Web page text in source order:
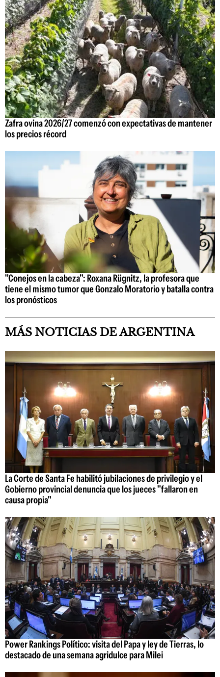
Zafra ovina 2026/27 comenzó con expectativas de mantener
los precios récord
"Conejos en la cabeza": Roxana Rügnitz, la profesora que
tiene el mismo tumor que Gonzalo Moratorio y batalla contra
los pronósticos
MÁS NOTICIAS DE ARGENTINA
La Corte de Santa Fe habilitó jubilaciones de privilegio y el
Gobierno provincial denuncia que los jueces "fallaron en
causa propia"
Power Rankings Político: visita del Papa y ley de Tierras, lo
destacado de una semana agridulce para Milei